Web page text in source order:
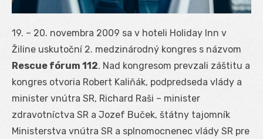
19. – 20. novembra 2009 sa v hoteli Holiday Inn v
Žiline uskutoční 2. medzinárodný kongres s názvom
Rescue fórum 112. Nad kongresom prevzali záštitu a
kongres otvoria Robert Kaliňák, podpredseda vlády a
minister vnútra SR, Richard Raši – minister
zdravotníctva SR a Jozef Buček, štátny tajomník
Ministerstva vnútra SR a splnomocnenec vlády SR pre